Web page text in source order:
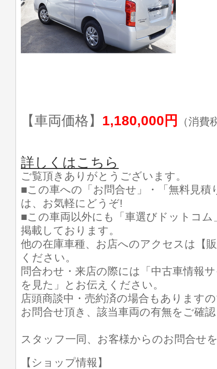
【車両価格】 1,180,000円 （消費
詳しくはこちら
ご覧頂きありがとうございます。
■この車への「お問合せ」・「無料見積
は、お気軽にどうぞ!
■この車両以外にも「車選びドットコ
掲載しております。
他の在庫車種、お店へのアクセスは【
ください。
問合わせ・来店の際には「中古車情報
を見た」とお伝えください。
店頭商談中・売約済の場合もあります
お問合せ頂き、該当車両の有無をご確
スタッフ一同、お客様からのお問合せ
【ショップ情報】